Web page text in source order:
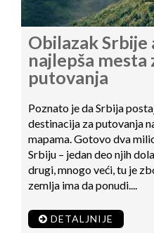
Obilazak
najlepša mesta
putovanja
Poznato je da Srbija
destinacija za putovanja
mapama. Gotovo dva
Srbiju – jedan deo njih
drugi, mnogo veći, tu je
zemlja ima da ponudi....
DETALJNIJE